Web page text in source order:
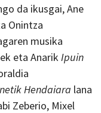
da ikusgai, Ane
Onintza
musika
eta Anarik Ipuin
Hendaiara lana
Zeberio, Mixel